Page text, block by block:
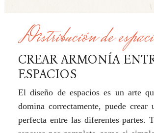
Distribución de
CREAR ARMONÍA
ESPACIOS
El diseño de espacios es un arte
domina correctamente, puede crear
perfecta entre las diferentes partes.